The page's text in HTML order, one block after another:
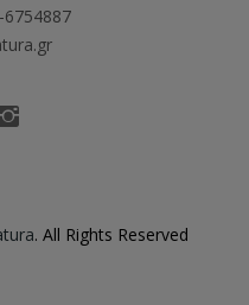
6754887
. All Rights Reserved